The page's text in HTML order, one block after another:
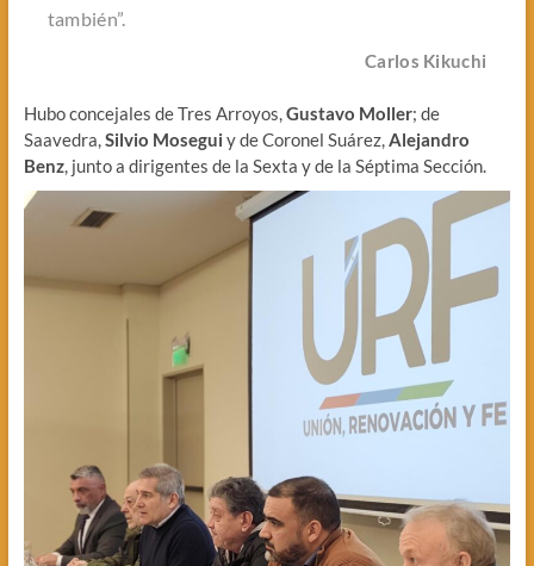
también”.
Carlos Kikuchi
Hubo concejales de Tres Arroyos, Gustavo Moller; de
Saavedra, Silvio Mosegui y de Coronel Suárez, Alejandro
Benz, junto a dirigentes de la Sexta y de la Séptima Sección.